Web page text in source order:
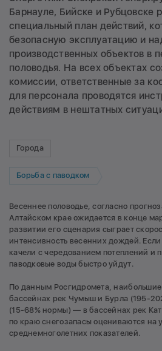
Барнауле, Бийске и Рубцовске
специальный план действий,
безопасную эксплуатацию и
производственных объектов в
половодья. На всех объектах
комиссии, ответственные за
для персонала проводятся
действиям в нештатных
Города
Борьба с паводком
Весеннее половодье, согласно
Алтайском крае ожидается в конце
развитии его сценария сыграет
интенсивность весенних дождей.
качели с чередованием потеплений и
паводковые воды быстро уйдут.
По данным Росгидромета,
бассейнах рек Чумыш и Бурла (195-
(15-68% нормы) — в бассейнах рек
по краю снегозапасы оцениваются на
среднемноголетних показателей.